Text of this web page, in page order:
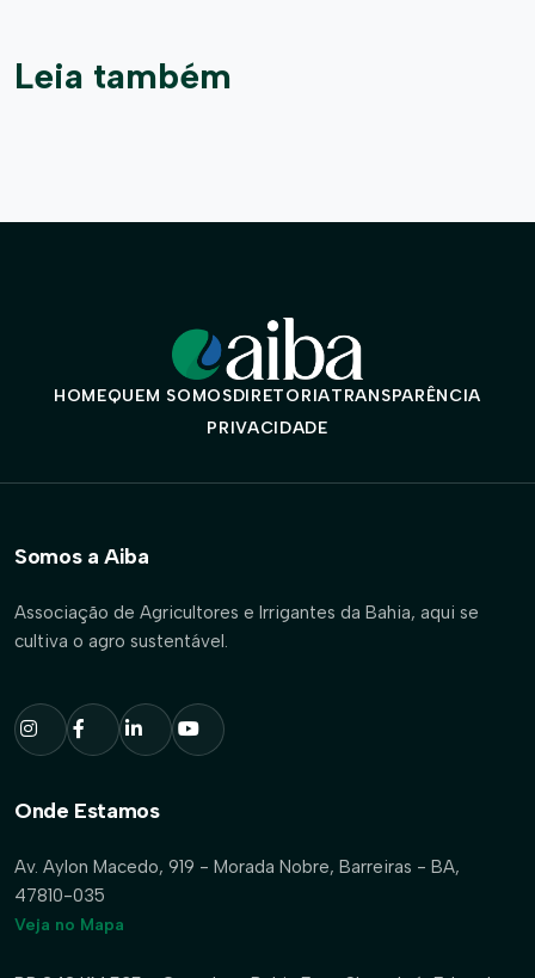
Leia também
HOMEQUEM SOMOSDIRETORIATRANSPARÊNCIA
PRIVACIDADE
Somos a Aiba
Associação de Agricultores e Irrigantes da Bahia, aqui se
cultiva o agro sustentável.
Onde Estamos
Av. Aylon Macedo, 919 - Morada Nobre, Barreiras - BA,
47810-035
Veja no Mapa